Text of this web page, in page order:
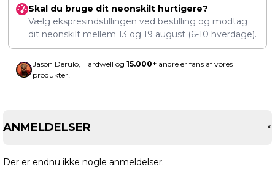
Skal du bruge dit neonskilt hurtigere?
Vælg ekspresindstillingen ved bestilling og modtag
dit neonskilt mellem 13 og 19 august (6-10 hverdage).
Jason Derulo, Hardwell og 15.000+ andre er fans af vores
produkter!
ANMELDELSER +
Der er endnu ikke nogle anmeldelser.